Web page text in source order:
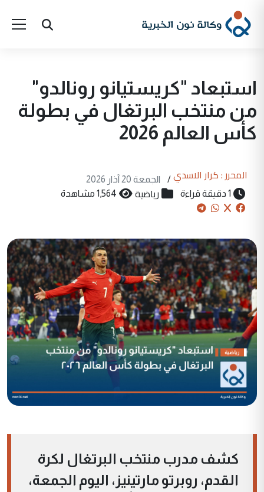
استبعاد "كريستيانو رونالدو"
من منتخب البرتغال في بطولة
كأس العالم 2026
المحرر : كرار الاسدي /
الجمعة 20 آذار 2026
1 دقيقة قراءة
رياضية 1,564 مشاهدة
كشف مدرب منتخب البرتغال لكرة
القدم، روبرتو مارتينيز، اليوم الجمعة،